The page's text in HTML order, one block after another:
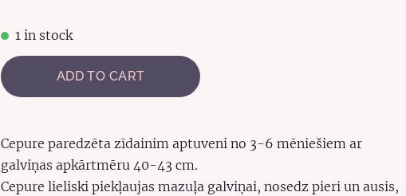
1 in stock
ADD TO CART
Cepure paredzēta zīdainim aptuveni no 3-6 mēniešiem ar
galviņas apkārtmēru 40-43 cm.
Cepure lieliski piekļaujas mazuļa galviņai, nosedz pieri un ausis,